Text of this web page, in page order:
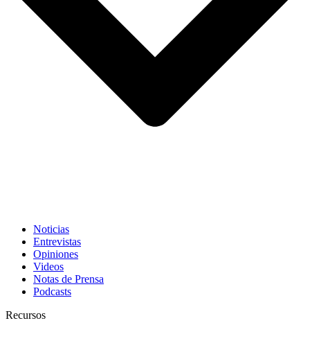
Noticias
Entrevistas
Opiniones
Videos
Notas de Prensa
Podcasts
Recursos